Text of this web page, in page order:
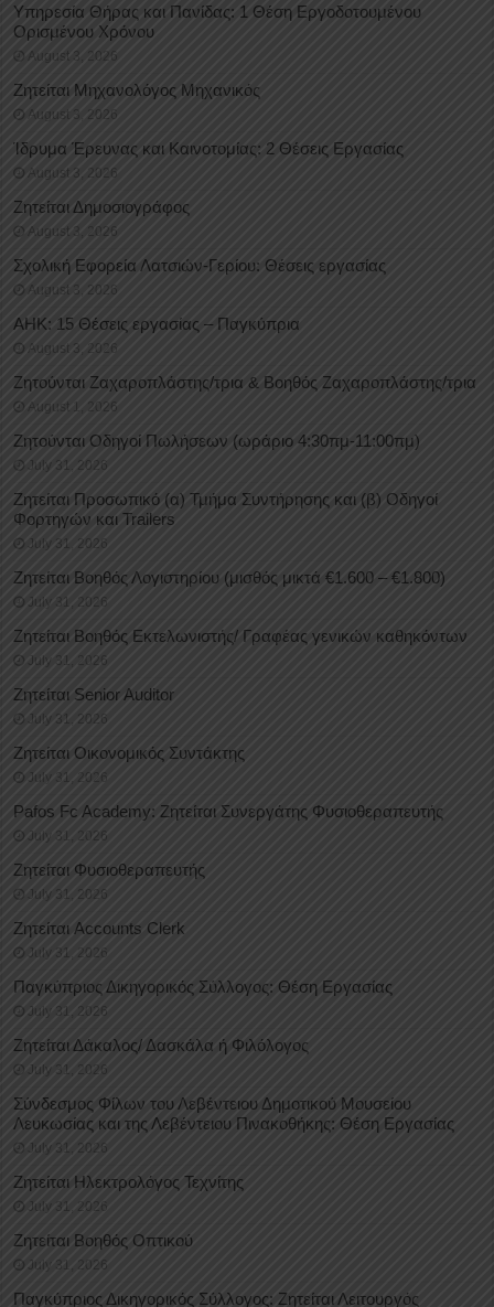
Υπηρεσία Θήρας και Πανίδας: 1 Θέση Eργοδοτουμένου
Oρισμένου Xρόνου
August 3, 2026
Ζητείται Μηχανολόγος Μηχανικός
August 3, 2026
Ίδρυμα Έρευνας και Καινοτομίας: 2 Θέσεις Εργασίας
August 3, 2026
Ζητείται Δημοσιογράφος
August 3, 2026
Σχολική Εφορεία Λατσιών-Γερίου: Θέσεις εργασίας
August 3, 2026
ΑΗΚ: 15 Θέσεις εργασίας – Παγκύπρια
August 3, 2026
Ζητούνται Ζαχαροπλάστης/τρια & Βοηθός Ζαχαροπλάστης/τρια
August 1, 2026
Ζητούνται Οδηγοί Πωλήσεων (ωράριο 4:30πμ-11:00πμ)
July 31, 2026
Ζητείται Προσωπικό (α) Τμήμα Συντήρησης και (β) Οδηγοί
Φορτηγών και Trailers
July 31, 2026
Ζητείται Βοηθός Λογιστηρίου (μισθός μικτά €1.600 – €1.800)
July 31, 2026
Ζητείται Βοηθός Εκτελωνιστής/ Γραφέας γενικών καθηκόντων
July 31, 2026
Ζητείται Senior Auditor
July 31, 2026
Ζητείται Οικονομικός Συντάκτης
July 31, 2026
Pafos Fc Academy: Ζητείται Συνεργάτης Φυσιοθεραπευτής
July 31, 2026
Ζητείται Φυσιοθεραπευτής
July 31, 2026
Ζητείται Accounts Clerk
July 31, 2026
Παγκύπριος Δικηγορικός Σύλλογος: Θέση Εργασίας
July 31, 2026
Ζητείται Δάκαλος/ Δασκάλα ή Φιλόλογος
July 31, 2026
Σύνδεσμος Φίλων του Λεβέντειου Δημοτικού Μουσείου
Λευκωσίας και της Λεβέντειου Πινακοθήκης: Θέση Εργασίας
July 31, 2026
Ζητείται Ηλεκτρολόγος Τεχνίτης
July 31, 2026
Ζητείται Βοηθός Οπτικού
July 31, 2026
Παγκύπριος Δικηγορικός Σύλλογος: Ζητείται Λειτουργός